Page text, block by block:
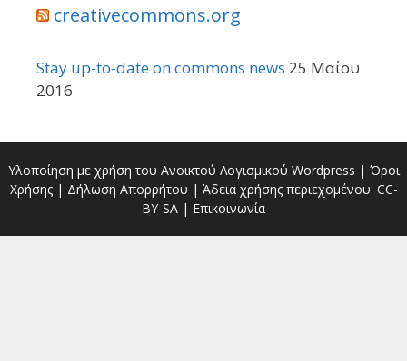
creativecommons.org
Stay up-to-date on commons news 25 Μαΐου
2016
Υλοποίηση με χρήση του Ανοικτού Λογισμικού Wordpress | Όροι
Χρήσης| Δήλωση Απορρήτου | Άδεια χρήσης περιεχομένου: CC-
BY-SA | Επικοινωνία